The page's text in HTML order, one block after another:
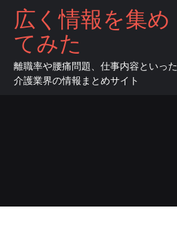
広く情報を集め
てみた
離職率や腰痛問題、仕事内容といった
介護業界の情報まとめサイト